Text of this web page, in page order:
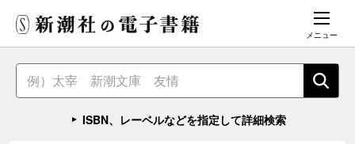
メニュー
ISBN、レーベルなどを指定して詳細検索